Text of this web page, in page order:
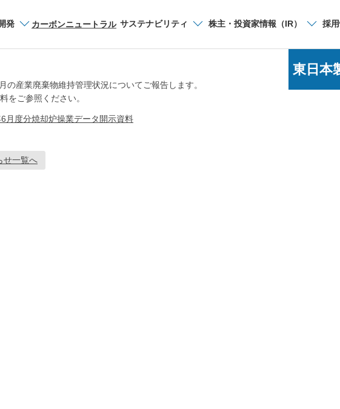
発 カーボンニュートラル サステナビリティ 株主・投資家情報 （IR） 採用
サイト内検索
棄物維持管理状況(2013年6月データ）について
の産業廃棄物維持管理状況についてご報告します。
をご参照ください。
月度分焼却炉操業データ開示資料
せ一覧へ
東日本